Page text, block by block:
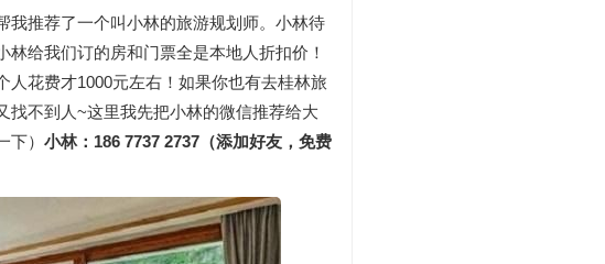
我推荐了一个叫小林的旅游规划师。小林待
给我们订的房和门票全是本地人折扣价！
花费才1000元左右！如果你也有去桂林旅
找不到人~这里我先把小林的微信推荐给大
） 小林：186 7737 2737（添加好友，免费